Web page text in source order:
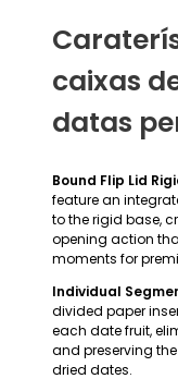
caixas
datas
Bound Flip Lid
feature an
to the rigid base,
opening action
moments for
Individual
divided paper
each date fruit,
and preserving
dried dates.